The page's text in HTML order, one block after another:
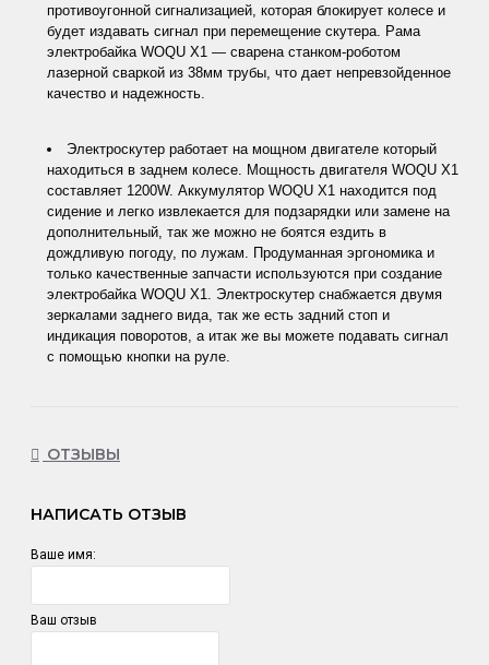
противоугонной сигнализацией, которая блокирует колесе и
будет издавать сигнал при перемещение скутера. Рама
электробайка WOQU X1 — сварена станком-роботом
лазерной сваркой из 38мм трубы, что дает непревзойденное
качество и надежность.
Электроскутер работает на мощном двигателе который
находиться в заднем колесе. Мощность двигателя WOQU X1
составляет 1200W. Аккумулятор WOQU X1 находится под
сидение и легко извлекается для подзарядки или замене на
дополнительный, так же можно не боятся ездить в
дождливую погоду, по лужам. Продуманная эргономика и
только качественные запчасти используются при создание
электробайка WOQU X1. Электроскутер снабжается двумя
зеркалами заднего вида, так же есть задний стоп и
индикация поворотов, а итак же вы можете подавать сигнал
с помощью кнопки на руле.
ОТЗЫВЫ
НАПИСАТЬ ОТЗЫВ
Ваше имя:
Ваш отзыв